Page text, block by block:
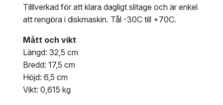
Tilllverkad för att klara dagligt slitage och är enkel
att rengöra i diskmaskin. Tål -30C till +70C.
Mått och vikt
Längd: 32,5 cm
Bredd: 17,5 cm
Höjd: 6,5 cm
Vikt: 0,615 kg